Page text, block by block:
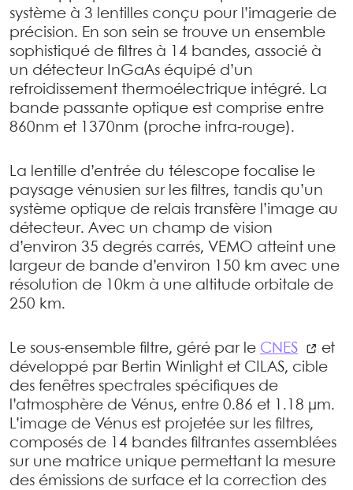
système à 3 lentilles conçu pour l’imagerie de
précision. En son sein se trouve un ensemble
sophistiqué de filtres à 14 bandes, associé à
un détecteur InGaAs équipé d’un
refroidissement thermoélectrique intégré. La
bande passante optique est comprise entre
860nm et 1370nm (proche infra-rouge).
La lentille d’entrée du télescope focalise le
paysage vénusien sur les filtres, tandis qu’un
système optique de relais transfère l’image au
détecteur. Avec un champ de vision
d’environ 35 degrés carrés, VEMO atteint une
largeur de bande d’environ 150 km avec une
résolution de 10km à une altitude orbitale de
250 km.
Le sous-ensemble filtre, géré par le CNES
et
développé par Bertin Winlight et CILAS, cible
des fenêtres spectrales spécifiques de
l’atmosphère de Vénus, entre 0.86 et 1.18 µm.
L’image de Vénus est projetée sur les filtres,
composés de 14 bandes filtrantes assemblées
sur une matrice unique permettant la mesure
des émissions de surface et la correction des